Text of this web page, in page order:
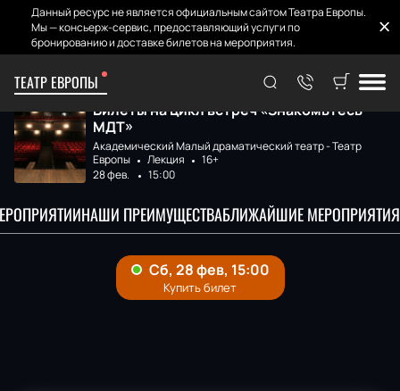
Данный ресурс не является официальным сайтом Театра Европы.
Мы — консьерж-сервис, предоставляющий услуги по
бронированию и доставке билетов на мероприятия.
ТЕАТР ЕВРОПЫ
Главная Афиша и билеты Знакомьтесь — МД...
Билеты на цикл встреч «Знакомьтесь —
МДТ»
Академический Малый драматический театр - Театр
Европы
Лекция
16+
28 фев.
15:00
НАШИ ПРЕИМУЩЕСТВАБЛИЖАЙШИЕ МЕРОПРИЯТИЯ